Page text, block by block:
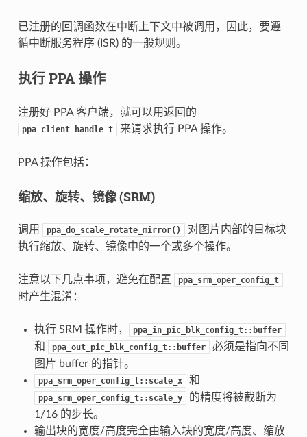
已注册的回调函数在中断上下文中被调用，因此，要遵
循中断服务程序 (ISR) 的一般规则。
执行 PPA 操作
注册好 PPA 客户端，就可以用返回的
ppa_client_handle_t 来请求执行 PPA 操作。
PPA 操作包括：
缩放、旋转、镜像 (SRM)
调用 ppa_do_scale_rotate_mirror()
对图片内部的目标块
执行缩放、旋转、镜像中的一个或多个操作。
注意以下几点事项，避免在配置 ppa_srm_oper_config_t
时产生混淆：
执行 SRM 操作时， ppa_in_pic_blk_config_t::buffer
和 ppa_out_pic_blk_config_t::buffer
必须是指向不同
图片 buffer 的指针。
ppa_srm_oper_config_t::scale_x 和
ppa_srm_oper_config_t::scale_y
的精度将被截断为
1/16 的步长。
输出块的宽度/高度完全由输入块的宽度/高度、缩放